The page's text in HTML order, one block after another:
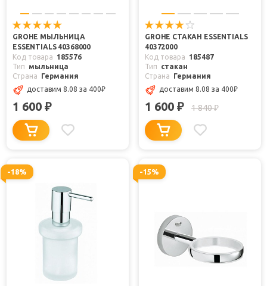
GROHE МЫЛЬНИЦА
ESSENTIALS 40368000
Код товара
185576
Тип
мыльница
Страна
Германия
доставим 8.08 за 400₽
1 600 ₽
GROHE СТАКАН ESSENTIALS
40372000
Код товара
185487
Тип
стакан
Страна
Германия
доставим 8.08 за 400₽
1 600 ₽ 1 840₽
-18% -15%